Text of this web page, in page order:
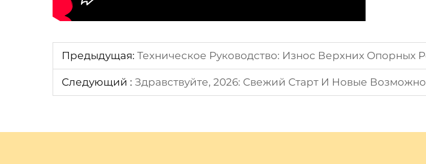
Предыдущая: Техническое Руководство: Износ Верхних
Следующий : Здравствуйте, 2026: Свежий Старт И Новые